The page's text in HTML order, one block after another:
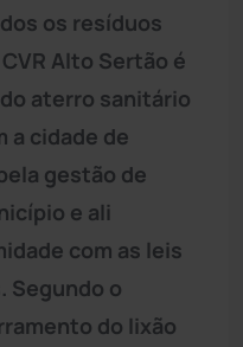
os resíduos
Alto Sertão é
aterro sanitário
a cidade de
gestão de
e ali
com as leis
Segundo o
do lixão